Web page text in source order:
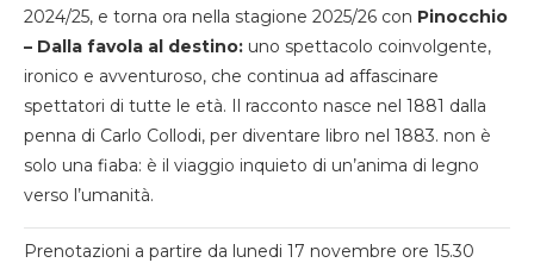
2024/25, e torna ora nella stagione 2025/26 con Pinocchio
– Dalla favola al destino: uno spettacolo coinvolgente,
ironico e avventuroso, che continua ad affascinare
spettatori di tutte le età. Il racconto nasce nel 1881 dalla
penna di Carlo Collodi, per diventare libro nel 1883. non è
solo una fiaba: è il viaggio inquieto di un’anima di legno
verso l’umanità.
Prenotazioni a partire da lunedi 17 novembre ore 15.30